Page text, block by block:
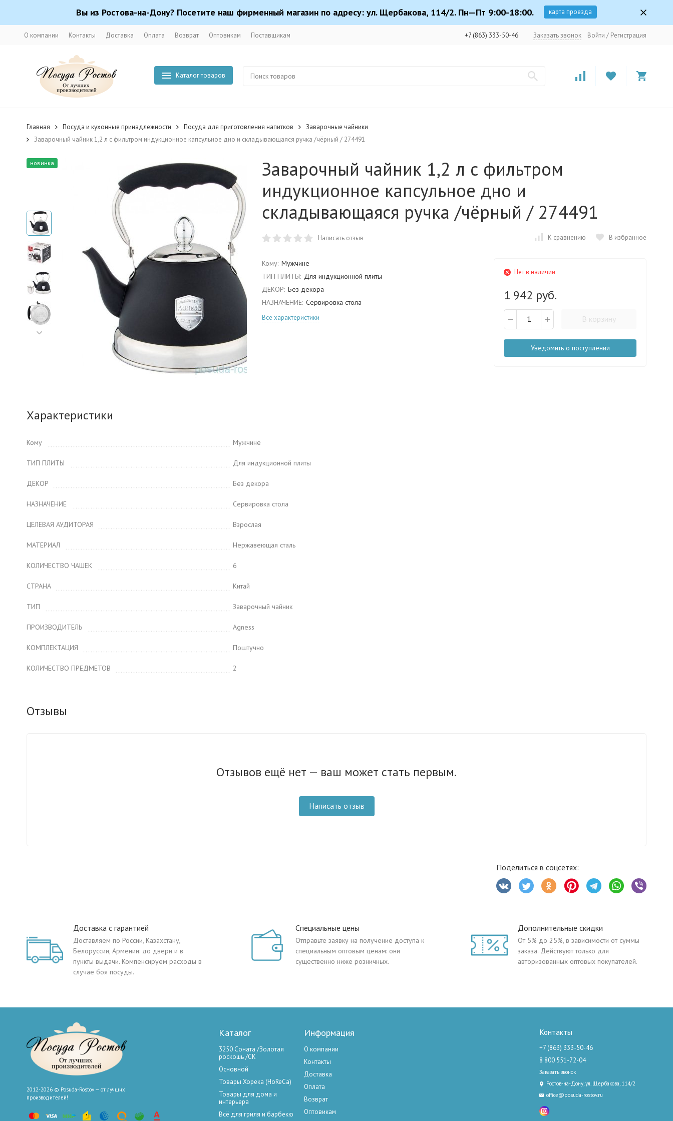
Вы из Ростова-на-Дону? Посетите наш фирменный магазин по адресу: ул. Щербакова, 114/2. Пн—Пт 9:00-18:00. карта проезда
О компании Контакты Доставка Оплата Возврат Оптовикам Поставщикам +7 (863) 333-50-46 Заказать звонок Войти / Регистрация
Каталог товаров
Главная Посуда и кухонные принадлежности Посуда для приготовления напитков
Заварочные чайники
Заварочный чайник 1,2 л с фильтром индукционное капсульное дно и складывающаяся ручка /чёрный / 274491
новинка
Заварочный чайник 1,2 л с фильтром
индукционное капсульное дно и
складывающаяся ручка /чёрный / 274491
Написать отзыв К сравнению В избранное
Кому: Мужчине
ТИП ПЛИТЫ: Для индукционной плиты
ДЕКОР: Без декора
НАЗНАЧЕНИЕ: Сервировка стола
Все характеристики
Нет в наличии
1 942 руб.
В корзину
Уведомить о поступлении
Характеристики
Кому Мужчине
ТИП ПЛИТЫ Для индукционной плиты
ДЕКОР Без декора
НАЗНАЧЕНИЕ Сервировка стола
ЦЕЛЕВАЯ АУДИТОРАЯ Взрослая
МАТЕРИАЛ Нержавеющая сталь
КОЛИЧЕСТВО ЧАШЕК 6
СТРАНА Китай
ТИП Заварочный чайник
ПРОИЗВОДИТЕЛЬ Agness
КОМПЛЕКТАЦИЯ Поштучно
КОЛИЧЕСТВО ПРЕДМЕТОВ 2
Отзывы
Отзывов ещё нет — ваш может стать первым.
Написать отзыв
Поделиться в соцсетях:
Доставка с гарантией
Доставляем по России, Казахстану,
Белоруссии, Армении: до двери и в
пункты выдачи. Компенсируем расходы в
случае боя посуды.
Специальные цены
Отправьте заявку на получение доступа к
специальным оптовым ценам: они
существенно ниже розничных.
Дополнительные скидки
От 5% до 25%, в зависимости от суммы
заказа. Действуют только для
авторизованных оптовых покупателей.
2012-2026 © Posuda-Rostov — от лучших
производителей!
Каталог
3250 Соната /Золотая
роскошь /СК
Основной
Товары Хорека (HoReCa)
Товары для дома и
интерьера
Всё для гриля и барбекю
Информация
О компании
Контакты
Доставка
Оплата
Возврат
Оптовикам
Контакты
+7 (863) 333-50-46
8 800 551-72-04
Заказать звонок
Ростов-на-Дону, ул. Щербакова, 114/2
office@posuda-rostov.ru